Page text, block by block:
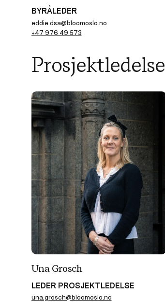
BYRÅLEDER
eddie.dsa@bloomoslo.no
+47 976 49 573
Prosjektledelse
Una Grosch
LEDER PROSJEKTLEDELSE
una.grosch@bloomoslo.no